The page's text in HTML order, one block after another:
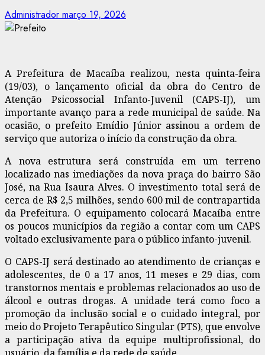
Administrador março 19, 2026
A Prefeitura de Macaíba realizou, nesta quinta-feira
(19/03), o lançamento oficial da obra do Centro de
Atenção Psicossocial Infanto-Juvenil (CAPS-IJ), um
importante avanço para a rede municipal de saúde. Na
ocasião, o prefeito Emídio Júnior assinou a ordem de
serviço que autoriza o início da construção da obra.
A nova estrutura será construída em um terreno
localizado nas imediações da nova praça do bairro São
José, na Rua Isaura Alves. O investimento total será de
cerca de R$ 2,5 milhões, sendo 600 mil de contrapartida
da Prefeitura. O equipamento colocará Macaíba entre
os poucos municípios da região a contar com um CAPS
voltado exclusivamente para o público infanto-juvenil.
O CAPS-IJ será destinado ao atendimento de crianças e
adolescentes, de 0 a 17 anos, 11 meses e 29 dias, com
transtornos mentais e problemas relacionados ao uso de
álcool e outras drogas. A unidade terá como foco a
promoção da inclusão social e o cuidado integral, por
meio do Projeto Terapêutico Singular (PTS), que envolve
a participação ativa da equipe multiprofissional, do